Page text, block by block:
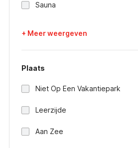
Sauna
+ Meer weergeven
Plaats
Niet Op Een Vakantiepark
Leerzijde
Aan Zee